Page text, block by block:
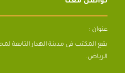
عنوان :
يقع المكتب فى مدينة الهدار التابعة
الرياض.